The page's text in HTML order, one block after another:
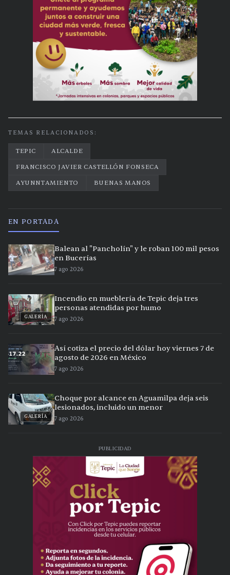
TEMAS RELACIONADOS:
TEPIC
ALCALDE
FRANCISCO JAVIER CASTELLÓN FONSECA
AYUNNTAMIENTO
BUENAS MANOS
EN PORTADA
Balean al "Pancholín" y le roban 100 mil pesos
en Bucerías
7 ago 2026
GALERÍA
Incendio en mueblería de Tepic deja tres
personas atendidas por humo
7 ago 2026
Así cotiza el precio del dólar hoy viernes 7 de
agosto de 2026 en México
7 ago 2026
GALERÍA
Choque por alcance en Aguamilpa deja seis
lesionados, incluido un menor
7 ago 2026
PUBLICIDAD